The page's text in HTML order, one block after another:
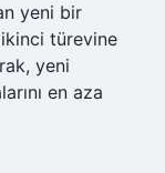
yeni bir
türevine
yeni
en aza